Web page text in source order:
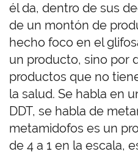
él da, dentro de sus
de un montón de
hecho foco en el
un producto, sino por
productos que no
la salud. Se habla en
DDT, se habla de
metamidofos es un
de 4 a 1 en la escala,